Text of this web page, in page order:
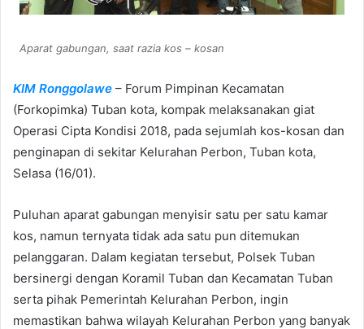
Aparat gabungan, saat razia kos – kosan
KIM Ronggolawe – Forum Pimpinan Kecamatan
(Forkopimka) Tuban kota, kompak melaksanakan giat
Operasi Cipta Kondisi 2018, pada sejumlah kos-kosan dan
penginapan di sekitar Kelurahan Perbon, Tuban kota,
Selasa (16/01).
Puluhan aparat gabungan menyisir satu per satu kamar
kos, namun ternyata tidak ada satu pun ditemukan
pelanggaran. Dalam kegiatan tersebut, Polsek Tuban
bersinergi dengan Koramil Tuban dan Kecamatan Tuban
serta pihak Pemerintah Kelurahan Perbon, ingin
memastikan bahwa wilayah Kelurahan Perbon yang banyak